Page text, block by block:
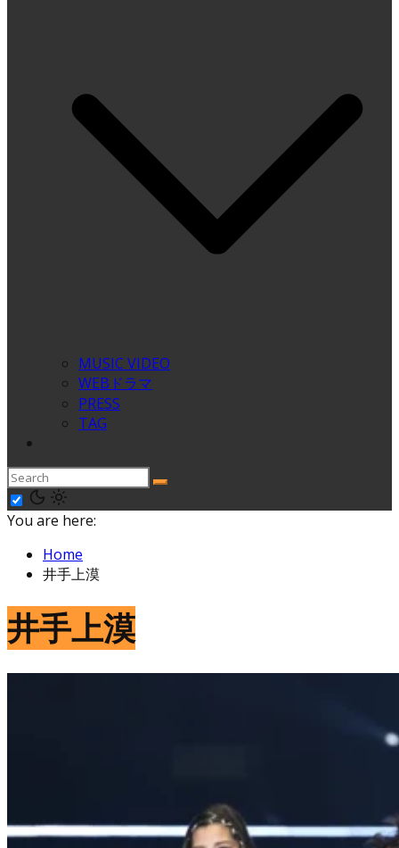
MUSIC VIDEO
WEBドラマ
PRESS
TAG
You are here:
Home
井手上漠
井手上漠